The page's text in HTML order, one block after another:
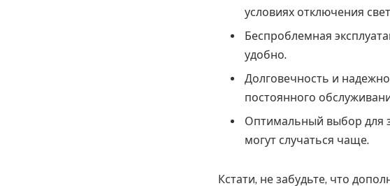
условиях отключения
Беспроблемная
удобно.
Долговечность и
постоянного
Оптимальный выбор для
могут случаться чаще.
Кстати, не забудьте, что